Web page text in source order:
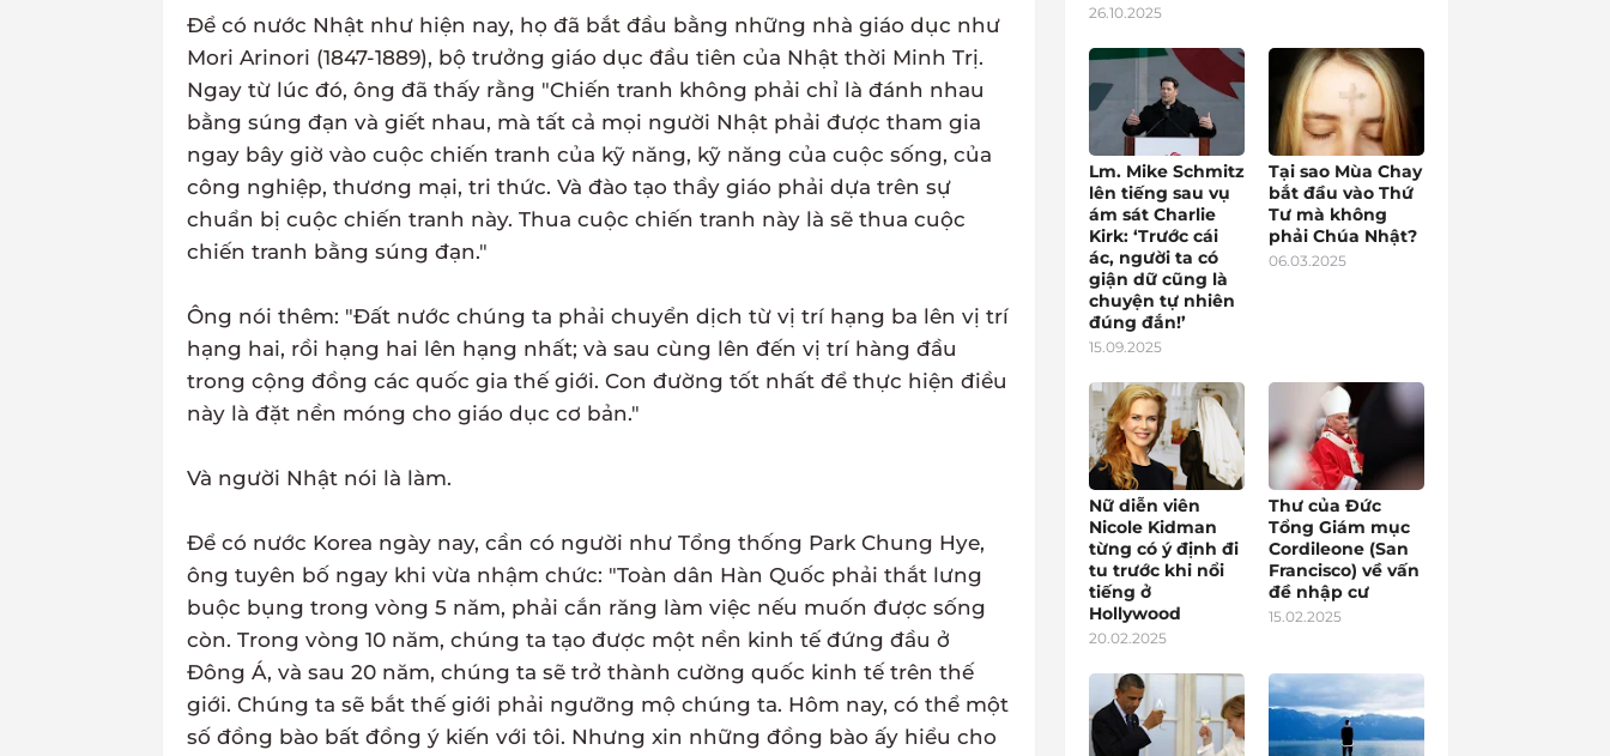
Để có nước Nhật như hiện nay, họ đã bắt đầu bằng những nhà giáo dục như
Mori Arinori (1847-1889), bộ trưởng giáo dục đầu tiên của Nhật thời Minh Trị.
Ngay từ lúc đó, ông đã thấy rằng "Chiến tranh không phải chỉ là đánh nhau
bằng súng đạn và giết nhau, mà tất cả mọi người Nhật phải được tham gia
ngay bây giờ vào cuộc chiến tranh của kỹ năng, kỹ năng của cuộc sống, của
công nghiệp, thương mại, tri thức. Và đào tạo thầy giáo phải dựa trên sự
chuẩn bị cuộc chiến tranh này. Thua cuộc chiến tranh này là sẽ thua cuộc
chiến tranh bằng súng đạn."
Ông nói thêm: "Đất nước chúng ta phải chuyển dịch từ vị trí hạng ba lên vị trí
hạng hai, rồi hạng hai lên hạng nhất; và sau cùng lên đến vị trí hàng đầu
trong cộng đồng các quốc gia thế giới. Con đường tốt nhất để thực hiện điều
này là đặt nền móng cho giáo dục cơ bản."
Và người Nhật nói là làm.
Để có nước Korea ngày nay, cần có người như Tổng thống Park Chung Hye,
ông tuyên bố ngay khi vừa nhậm chức: "Toàn dân Hàn Quốc phải thắt lưng
buộc bụng trong vòng 5 năm, phải cắn răng làm việc nếu muốn được sống
còn. Trong vòng 10 năm, chúng ta tạo được một nền kinh tế đứng đầu ở
Đông Á, và sau 20 năm, chúng ta sẽ trở thành cường quốc kinh tế trên thế
giới. Chúng ta sẽ bắt thế giới phải ngưỡng mộ chúng ta. Hôm nay, có thể một
số đồng bào bất đồng ý kiến với tôi. Nhưng xin những đồng bào ấy hiểu cho
26.10.2025
Lm. Mike Schmitz
lên tiếng sau vụ
ám sát Charlie
Kirk: ‘Trước cái
ác, người ta có
giận dữ cũng là
chuyện tự nhiên
đúng đắn!’
15.09.2025
Tại sao Mùa Chay
bắt đầu vào Thứ
Tư mà không
phải Chúa Nhật?
06.03.2025
Nữ diễn viên
Nicole Kidman
từng có ý định đi
tu trước khi nổi
tiếng ở
Hollywood
20.02.2025
Thư của Đức
Tổng Giám mục
Cordileone (San
Francisco) về vấn
đề nhập cư
15.02.2025